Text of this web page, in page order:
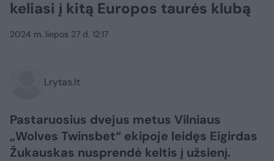
keliasi į kitą Europos taurės klubą
2024 m. liepos 27 d. 12:17
Lrytas.lt
Pastaruosius dvejus metus Vilniaus
„Wolves Twinsbet“ ekipoje leidęs Eigirdas
Žukauskas nusprendė keltis į užsienį.